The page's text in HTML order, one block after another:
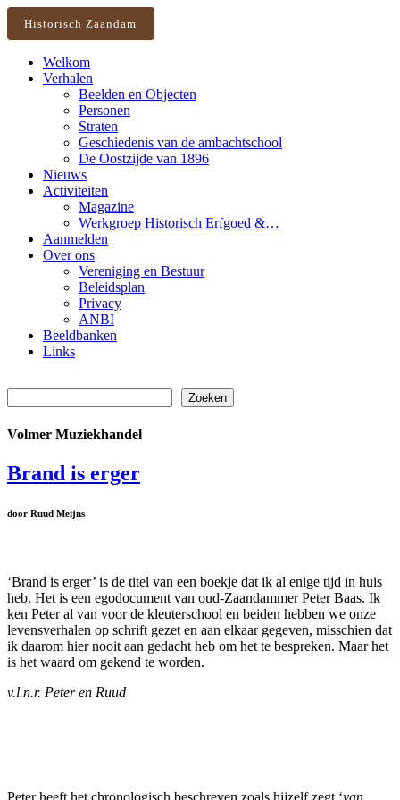
Historisch Zaandam
Welkom
Verhalen
Beelden en Objecten
Personen
Straten
Geschiedenis van de ambachtschool
De Oostzijde van 1896
Nieuws
Activiteiten
Magazine
Werkgroep Historisch Erfgoed &…
Aanmelden
Over ons
Vereniging en Bestuur
Beleidsplan
Privacy
ANBI
Beeldbanken
Links
Zoeken
Volmer Muziekhandel
Brand is erger
door Ruud Meijns
‘Brand is erger’ is de titel van een boekje dat ik al enige tijd in huis
heb. Het is een egodocument van oud-Zaandammer Peter Baas. Ik
ken Peter al van voor de kleuterschool en beiden hebben we onze
levensverhalen op schrift gezet en aan elkaar gegeven, misschien dat
ik daarom hier nooit aan gedacht heb om het te bespreken. Maar het
is het waard om gekend te worden.
v.l.n.r. Peter en Ruud
Peter heeft het chronologisch beschreven zoals hijzelf zegt ‘van